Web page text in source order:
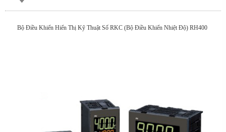
Bộ Điều Khiển Hiển Thị Kỹ Thuật Số RKC (Bộ Điều Khiển Nhiệt Độ) RH400